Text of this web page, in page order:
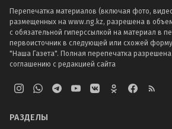
Перепечатка материалов (включая фото,
размещенных на www.ng.kz, разрешена в
с обязательной гиперссылкой на материал в
первоисточник в следующей или схожей
"Наша Газета". Полная перепечатка
соглашению с редакцией сайта
РАЗДЕЛЫ